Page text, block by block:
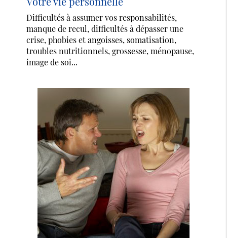
Difficultés à assumer vos responsabilités,
manque de recul, difficultés à dépasser une
crise, phobies et angoisses, somatisation,
troubles nutritionnels, grossesse, ménopause,
image de soi...